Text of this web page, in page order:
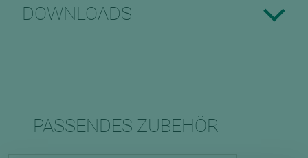
DOWNLOADS
PASSENDES ZUBEHÖR